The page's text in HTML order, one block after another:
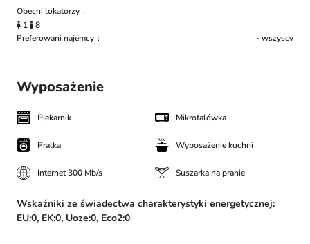
Obecni lokatorzy
1
8
Preferowani najemcy
- wszyscy
Wyposażenie
Piekarnik Mikrofalówka
Pralka Wyposażenie kuchni
Internet 300 Mb/s Suszarka na pranie
Wskaźniki ze świadectwa charakterystyki energetycznej:
EU:0, EK:0, Uoze:0, Eco2:0